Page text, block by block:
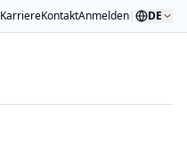
KarriereKontaktAnmelden| DE